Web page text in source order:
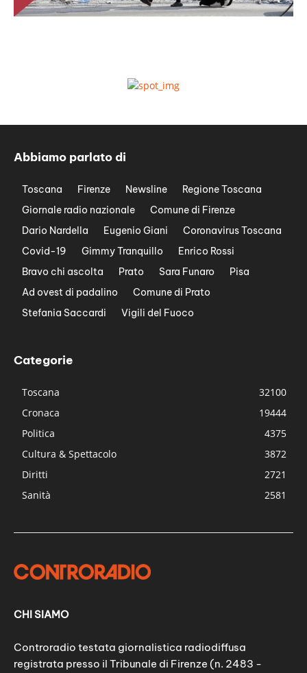
Abbiamo parlato di
Toscana Firenze Newsline
Regione Toscana
Giornale radio nazionale
Comune di Firenze
Dario Nardella
Eugenio Giani
Coronavirus Toscana
Covid-19
Gimmy Tranquillo
Enrico Rossi
Bravo chi ascolta
Prato Sara Funaro
Pisa
Ad ovest di padalino
Comune di Prato
Stefania Saccardi
Vigili del Fuoco
Categorie
Toscana
32100
Cronaca
19444
Politica
4375
Cultura & Spettacolo
3872
Diritti
2721
Sanità
2581
CHI SIAMO
Controradio testata giornalistica radiodiffusa
registrata presso il Tribunale di Firenze (n. 2483 -